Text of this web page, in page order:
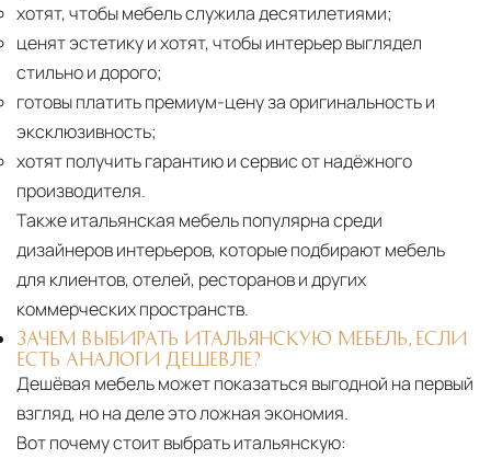
хотят, чтобы мебель служила десятилетиями;
ценят эстетику и хотят, чтобы интерьер выглядел
стильно и дорого;
готовы платить премиум-цену за оригинальность и
эксклюзивность;
хотят получить гарантию и сервис от надёжного
производителя.
Также итальянская мебель популярна среди
дизайнеров интерьеров, которые подбирают мебель
для клиентов, отелей, ресторанов и других
коммерческих пространств.
ЗАЧЕМ ВЫБИРАТЬ ИТАЛЬЯНСКУЮ МЕБЕЛЬ, ЕСЛИ
ЕСТЬ АНАЛОГИ ДЕШЕВЛЕ?
Дешёвая мебель может показаться выгодной на первый
взгляд, но на деле это ложная экономия.
Вот почему стоит выбрать итальянскую: